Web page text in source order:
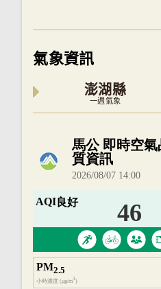
氣象資訊
澎湖縣
一週氣象
內嵌空氣品質小工